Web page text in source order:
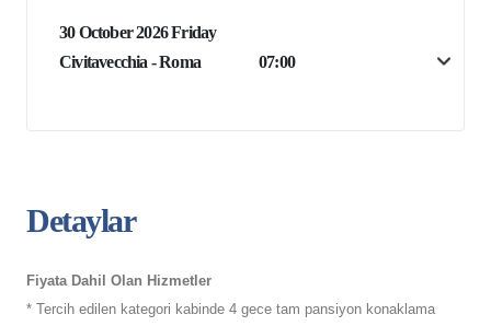
30 October 2026 Friday
Civitavecchia - Roma
07:00
Detaylar
Fiyata Dahil Olan Hizmetler
* Tercih edilen kategori kabinde 4 gece tam pansiyon konaklama